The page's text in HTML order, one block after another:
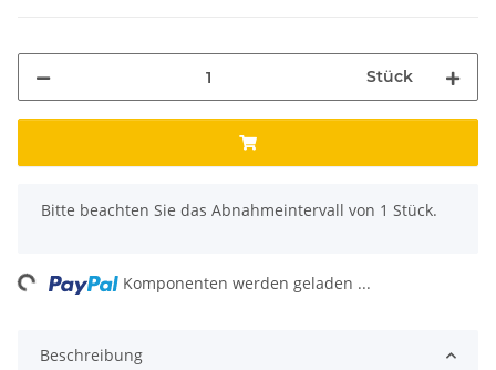
Stück
x
Bitte beachten Sie das Abnahmeintervall von 1 Stück.
Komponenten werden geladen ...
Beschreibung